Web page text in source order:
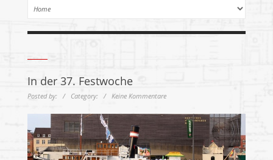
In der 37. Festwoche
Posted by: / Category: / Keine Kommentare